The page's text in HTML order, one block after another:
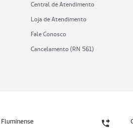
Central de Atendimento
Loja de Atendimento
Fale Conosco
Cancelamento (RN 561)